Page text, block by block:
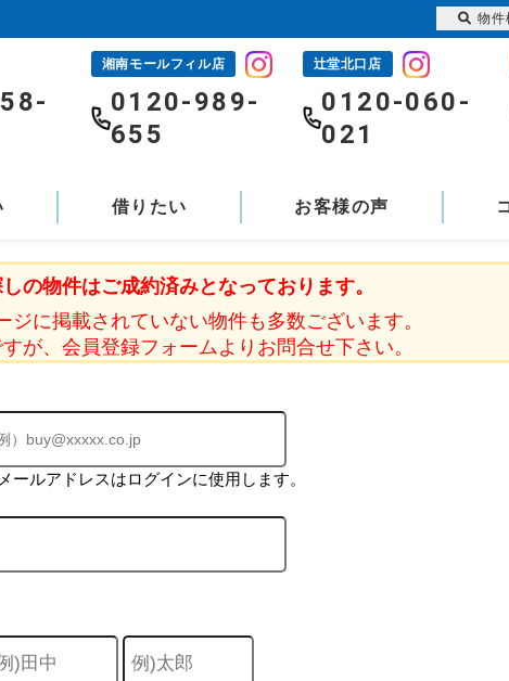
湘南モールフィル店
0120-989-
655
辻堂北口店
0120-060-
021
借りたい お客様の声
の物件はご成約済みとなっております。
ジに掲載されていない物件も多数ございます。
が、会員登録フォームよりお問合せ下さい。
ールアドレスはログインに使用します。
物件